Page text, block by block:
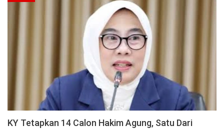
KY Tetapkan 14 Calon Hakim Agung, Satu Dari